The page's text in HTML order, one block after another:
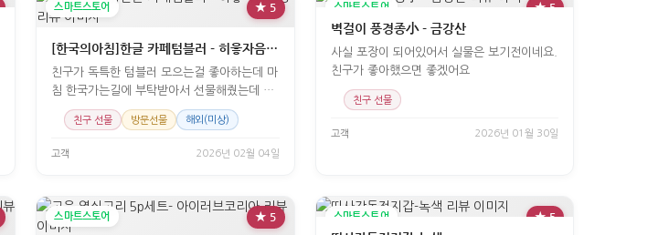
스마트스토어 ★ 5
[한국의아침]한글 카페텀블러 - 히읗자음난장
친구가 독특한 텀블러 모으는걸 좋아하는데 마
침 한국가는길에 부탁받아서 선물해줬는데 되
게 좋
친구 선물 방문선물 해외(미상)
고객 2026년 02월 04일
스마트스토어 ★ 5
벽걸이 풍경종小 - 금강산
사실 포장이 되어있어서 실물은 보기전이네요.
친구가 좋아했으면 좋겠어요
친구 선물
고객 2026년 01월 30일
스마트스토어 ★ 5 스마트스토어 ★ 5